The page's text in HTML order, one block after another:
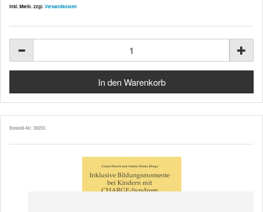
inkl. MwSt. zzgl. Versandkosten
Bestell-Nr. 59253